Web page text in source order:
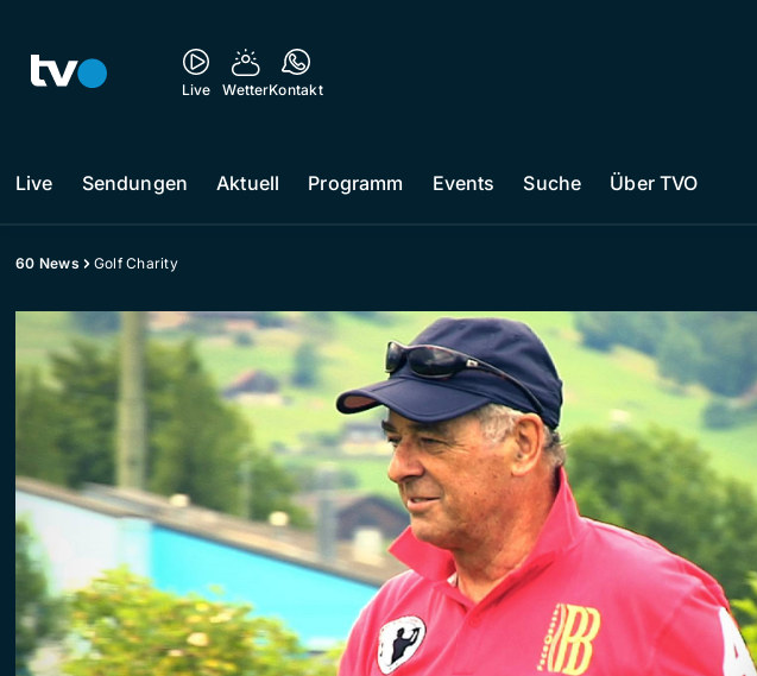
Live WetterKontakt
Live Sendungen Aktuell Programm Events Suche Über TVO
60 News Golf Charity